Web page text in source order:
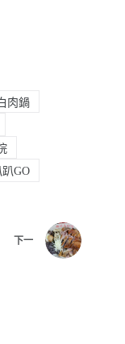
肉鍋
GO
下一